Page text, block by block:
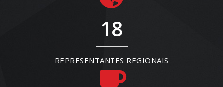
18
REPRESENTANTES REGIONAIS